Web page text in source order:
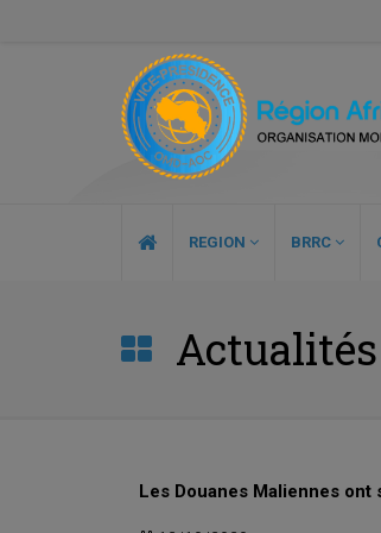
REGION BRRC
Actualités
Les Douanes Maliennes